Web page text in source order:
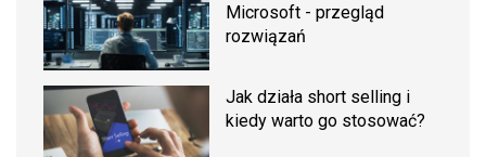
Microsoft - przegląd
rozwiązań
Jak działa short selling i
kiedy warto go stosować?